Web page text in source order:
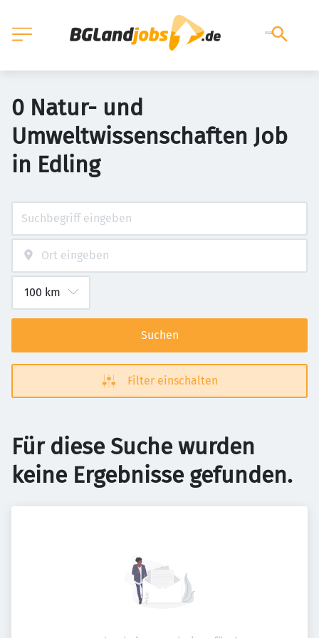
0 Natur- und
Umweltwissenschaften Job
in Edling
Suchen
Filter einschalten
Für diese Suche wurden
keine Ergebnisse gefunden.